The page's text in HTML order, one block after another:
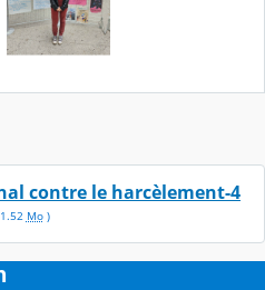
contre le harcèlement-4
1.52 Mo)